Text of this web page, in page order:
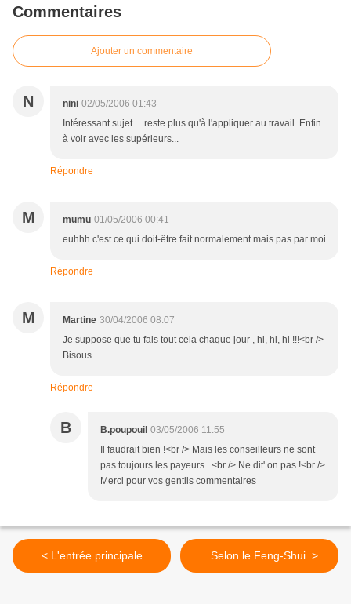
Commentaires
Ajouter un commentaire
N nini 02/05/2006 01:43
Intéressant sujet.... reste plus qu'à l'appliquer au travail. Enfin
à voir avec les supérieurs...
Répondre
M mumu 01/05/2006 00:41
euhhh c'est ce qui doit-être fait normalement mais pas par moi
Répondre
M Martine 30/04/2006 08:07
Je suppose que tu fais tout cela chaque jour , hi, hi, hi !!!<br />
Bisous
Répondre
B B.poupouil 03/05/2006 11:55
Il faudrait bien !<br /> Mais les conseilleurs ne sont
pas toujours les payeurs...<br /> Ne dit' on pas !<br />
Merci pour vos gentils commentaires
< L'entrée principale ...Selon le Feng-Shui. >